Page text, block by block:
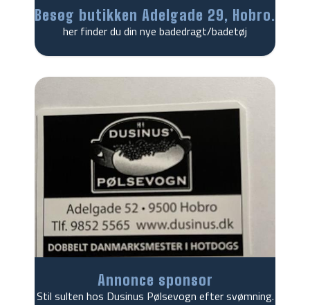
Besøg butikken Adelgade 29, Hobro.
her finder du din nye badedragt/badetøj
Annonce sponsor
Stil sulten hos Dusinus Pølsevogn efter svømning.